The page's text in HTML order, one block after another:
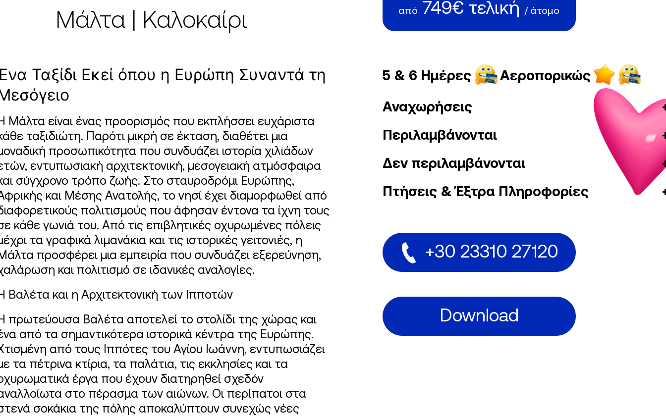
Μάλτα | Καλοκαίρι από 749€ τελική / άτομο
Ταξίδι Εκεί όπου η Ευρώπη Συναντά τη
Μάλτα είναι ένας προορισμός που εκπλήσσει ευχάριστα
ταξιδιώτη. Παρότι μικρή σε έκταση, διαθέτει μια
προσωπικότητα που συνδυάζει ιστορία χιλιάδων
εντυπωσιακή αρχιτεκτονική, μεσογειακή ατμόσφαιρα
σύγχρονο τρόπο ζωής. Στο σταυροδρόμι Ευρώπης,
και Μέσης Ανατολής, το νησί έχει διαμορφωθεί από
πολιτισμούς που άφησαν έντονα τα ίχνη τους
κάθε γωνιά του. Από τις επιβλητικές οχυρωμένες πόλεις
τα γραφικά λιμανάκια και τις ιστορικές γειτονιές, η
προσφέρει μια εμπειρία που συνδυάζει εξερεύνηση,
και πολιτισμό σε ιδανικές αναλογίες.
Βαλέτα και η Αρχιτεκτονική των Ιπποτών
πρωτεύουσα Βαλέτα αποτελεί το στολίδι της χώρας και
από τα σημαντικότερα ιστορικά κέντρα της Ευρώπης.
από τους Ιππότες του Αγίου Ιωάννη, εντυπωσιάζει
τα πέτρινα κτίρια, τα παλάτια, τις εκκλησίες και τα
έργα που έχουν διατηρηθεί σχεδόν
στο πέρασμα των αιώνων. Οι περίπατοι στα
σοκάκια της πόλης αποκαλύπτουν συνεχώς νέες
5 & 6 Ημέρες Αεροπορικώς
Αναχωρήσεις
Περιλαμβάνονται
Δεν περιλαμβάνονται
Πτήσεις & Έξτρα Πληροφορίες
+30 23310 27120
Download